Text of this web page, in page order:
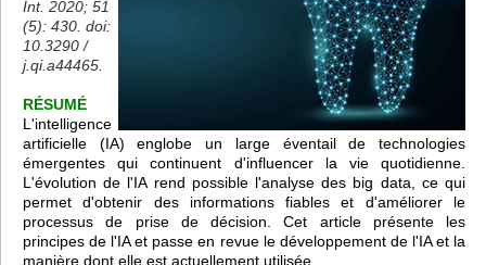
Int. 2020; 51
(5): 430. doi:
10.3290 /
j.qi.a44465.
RÉSUMÉ
L'intelligence
artificielle (IA) englobe un large éventail de technologies
émergentes qui continuent d'influencer la vie quotidienne.
L'évolution de l'IA rend possible l'analyse des big data, ce qui
permet d'obtenir des informations fiables et d'améliorer le
processus de prise de décision. Cet article présente les
principes de l'IA et passe en revue le développement de l'IA et la
manière dont elle est actuellement utilisée.